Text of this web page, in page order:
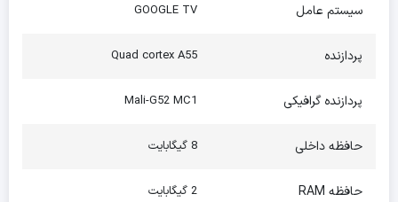
سیستم عامل GOOGLE TV
پردازنده Quad cortex A55
پردازنده گرافیکی Mali-G52 MC1
حافظه داخلی 8 گیگابایت
حافظه RAM 2 گیگابایت